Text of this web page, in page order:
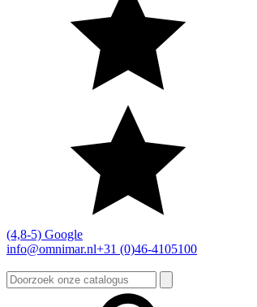
(4,8-5) Google
info@omnimar.nl+31 (0)46-4105100
Zoeken
naar: